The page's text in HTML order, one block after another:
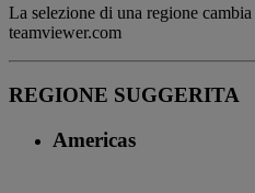
La selezione di una regione
teamviewer.com
REGIONE SUGGERITA
Americas